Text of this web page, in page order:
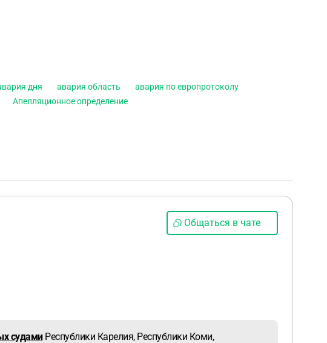
дня авария область
авария по европротоколу
Апелляционное определение
Общаться в чате
судамиРеспублики Карелия, Республики Коми,